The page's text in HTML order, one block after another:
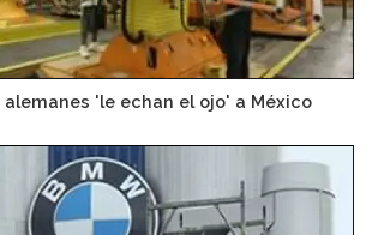
'le echan el ojo' a México